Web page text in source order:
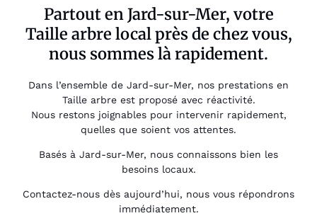
Partout en Jard-sur-Mer, votre
Taille arbre local près de chez vous,
nous sommes là rapidement.
Dans l’ensemble de Jard-sur-Mer, nos prestations en
Taille arbre est proposé avec réactivité.
Nous restons joignables pour intervenir rapidement,
quelles que soient vos attentes.
Basés à Jard-sur-Mer, nous connaissons bien les
besoins locaux.
Contactez-nous dès aujourd’hui, nous vous répondrons
immédiatement.